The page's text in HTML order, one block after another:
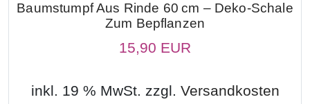
Baumstumpf Aus Rinde 60 Cm – Deko-Schale
Zum Bepflanzen
15,90 EUR
inkl. 19 % MwSt. zzgl. Versandkosten